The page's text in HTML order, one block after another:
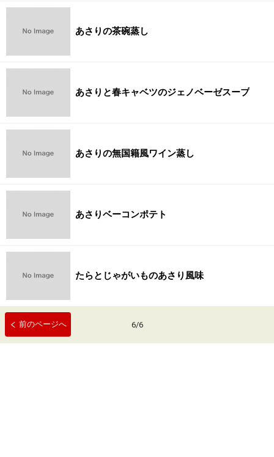
あさりの茶碗蒸し
あさりと春キャベツのジェノベーゼスープ
あさりの無国籍風ワイン蒸し
あさりベーコンポテト
たらとじゃがいものあさり風味
前のページへ 6/6